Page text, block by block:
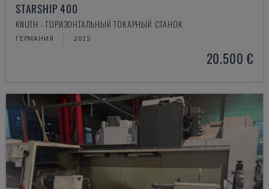
STARSHIP 400
KNUTH - ГОРИЗОНТАЛЬНЫЙ ТОКАРНЫЙ СТАНОК
ГЕРМАНИЯ 2015
20.500 €